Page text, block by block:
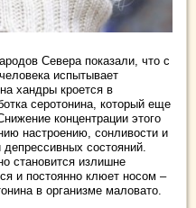
Севера показали, что с
испытывает
хандры кроется в
серотонина, который еще
концентрации этого
настроению, сонливости и
состояний.
становится излишне
и постоянно клюет носом –
в организме маловато.